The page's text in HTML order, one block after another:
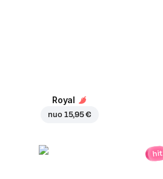
Royal
nuo 15,95 €
hit